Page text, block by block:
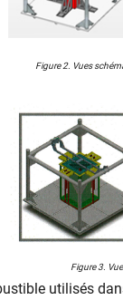
Figure 2. Vues
Figure 3.
utilisés